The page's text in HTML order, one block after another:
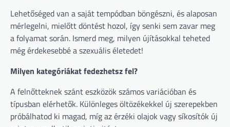
Lehetőséged van a saját tempódban böngészni, és alaposan
mérlegelni, mielőtt döntést hozol, így senki sem zavar meg
a folyamat során. Ismerd meg, milyen újításokkal teheted
még érdekesebbé a szexuális életedet!
Milyen kategóriákat fedezhetsz fel?
A felnőtteknek szánt eszközök számos variációban és
típusban elérhetők. Különleges öltözékekkel új szerepekben
próbálhatod ki magad, míg az érzéki olajok vagy síkosítók új